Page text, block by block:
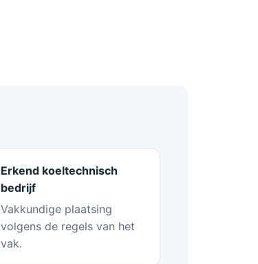
Erkend koeltechnisch
bedrijf
Vakkundige plaatsing
volgens de regels van het
vak.